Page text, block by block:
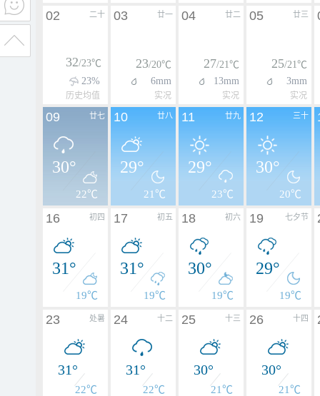
二十
02
32/23℃
23%
历史均值
廿一
03
23/20℃
6mm
实况
廿二
04
27/21℃
13mm
实况
廿三
05
25/21℃
3mm
实况
廿七
09
30°
22℃
廿八
10
29°
21℃
廿九
11
29°
23℃
三十
12
30°
20℃
初四
16
31°
19℃
初五
17
31°
19℃
初六
18
30°
19℃
七夕节
19
29°
19℃
处暑
23
31°
22℃
十二
24
31°
22℃
十三
25
30°
21℃
十四
26
30°
21℃